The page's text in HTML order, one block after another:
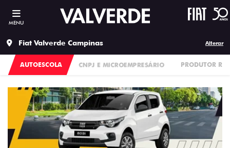
MENU
Fiat Valverde Campinas Alterar
CNPJ E MICROEMPRESÁRIO
AUTOESCOLA PRODUTOR